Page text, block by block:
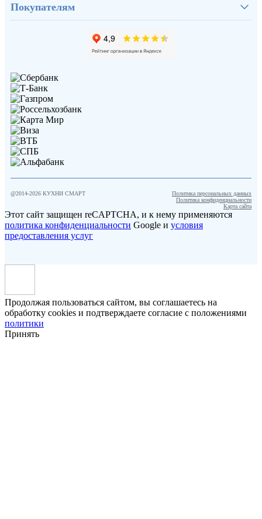
Покупателям
@2014-2026 КУХНИ СМАРТ
Политика персональных данных
Политика конфиденциальности
Карта сайта
Этот сайт защищен reCAPTCHA, и к нему применяются
политика конфиденциальности Google и условия
предоставления услуг
Продолжая пользоваться сайтом, вы соглашаетесь на
обработку cookies и подтверждаете согласие с положениями
политики
Принять